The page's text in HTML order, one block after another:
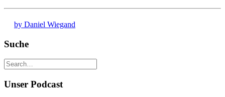
by Daniel Wiegand
Suche
Unser Podcast